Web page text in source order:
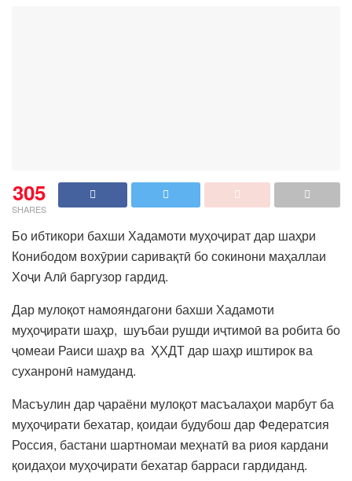
305
SHARES
Бо ибтикори бахши Хадамоти муҳоҷират дар шаҳри
Конибодом вохӯрии саривақтӣ бо сокинони маҳаллаи
Хоҷи Алӣ баргузор гардид.
Дар мулоқот намояндагони бахши Хадамоти
муҳоҷирати шаҳр, шуъбаи рушди иҷтимоӣ ва робита бо
ҷомеаи Раиси шаҳр ва ҲХДТ дар шаҳр иштирок ва
суханронӣ намуданд.
Масъулин дар ҷараёни мулоқот масъалаҳои марбут ба
муҳоҷирати бехатар, қоидаи будубош дар Федератсия
Россия, бастани шартномаи меҳнатӣ ва риоя кардани
қоидаҳои муҳоҷирати бехатар барраси гардиданд.